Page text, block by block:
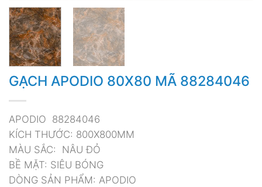
GẠCH APODIO 80X80 MÃ 88284046
APODIO 88284046
KÍCH THƯỚC: 800X800MM
MÀU SẮC: NÂU ĐỎ
BỀ MẶT: SIÊU BÓNG
DÒNG SẢN PHẨM: APODIO